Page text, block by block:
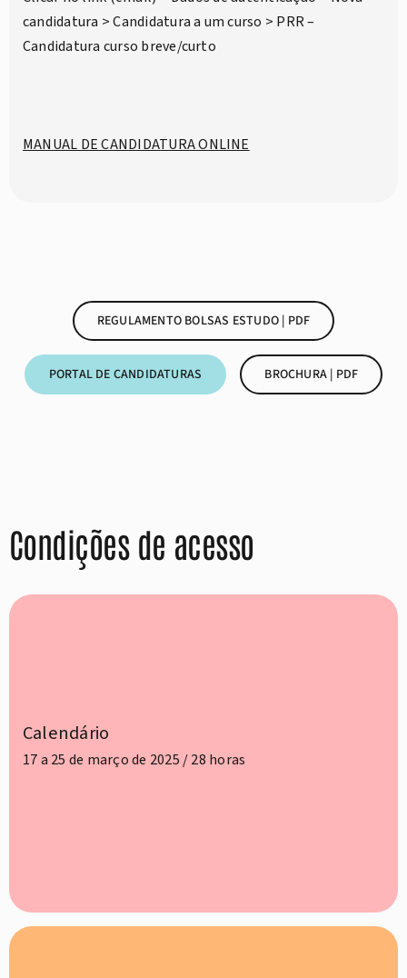
candidatura > Candidatura a um curso > PRR –
Candidatura curso breve/curto
MANUAL DE CANDIDATURA ONLINE
REGULAMENTO BOLSAS ESTUDO | PDF
PORTAL DE CANDIDATURAS BROCHURA | PDF
Condições de acesso
Calendário
17 a 25 de março de 2025 / 28 horas